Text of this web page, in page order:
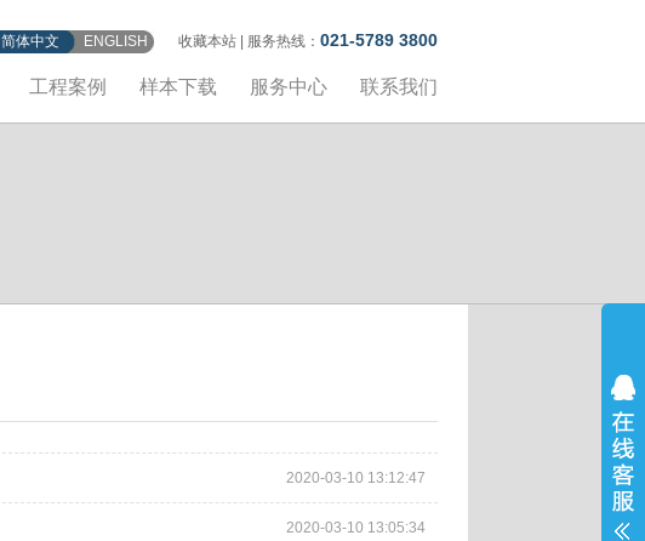
简体中文 ENGLISH 收藏本站 | 服务热线： 021-5789 3800
工程案例 样本下载 服务中心 联系我们
2020-03-10 13:12:47
2020-03-10 13:05:34